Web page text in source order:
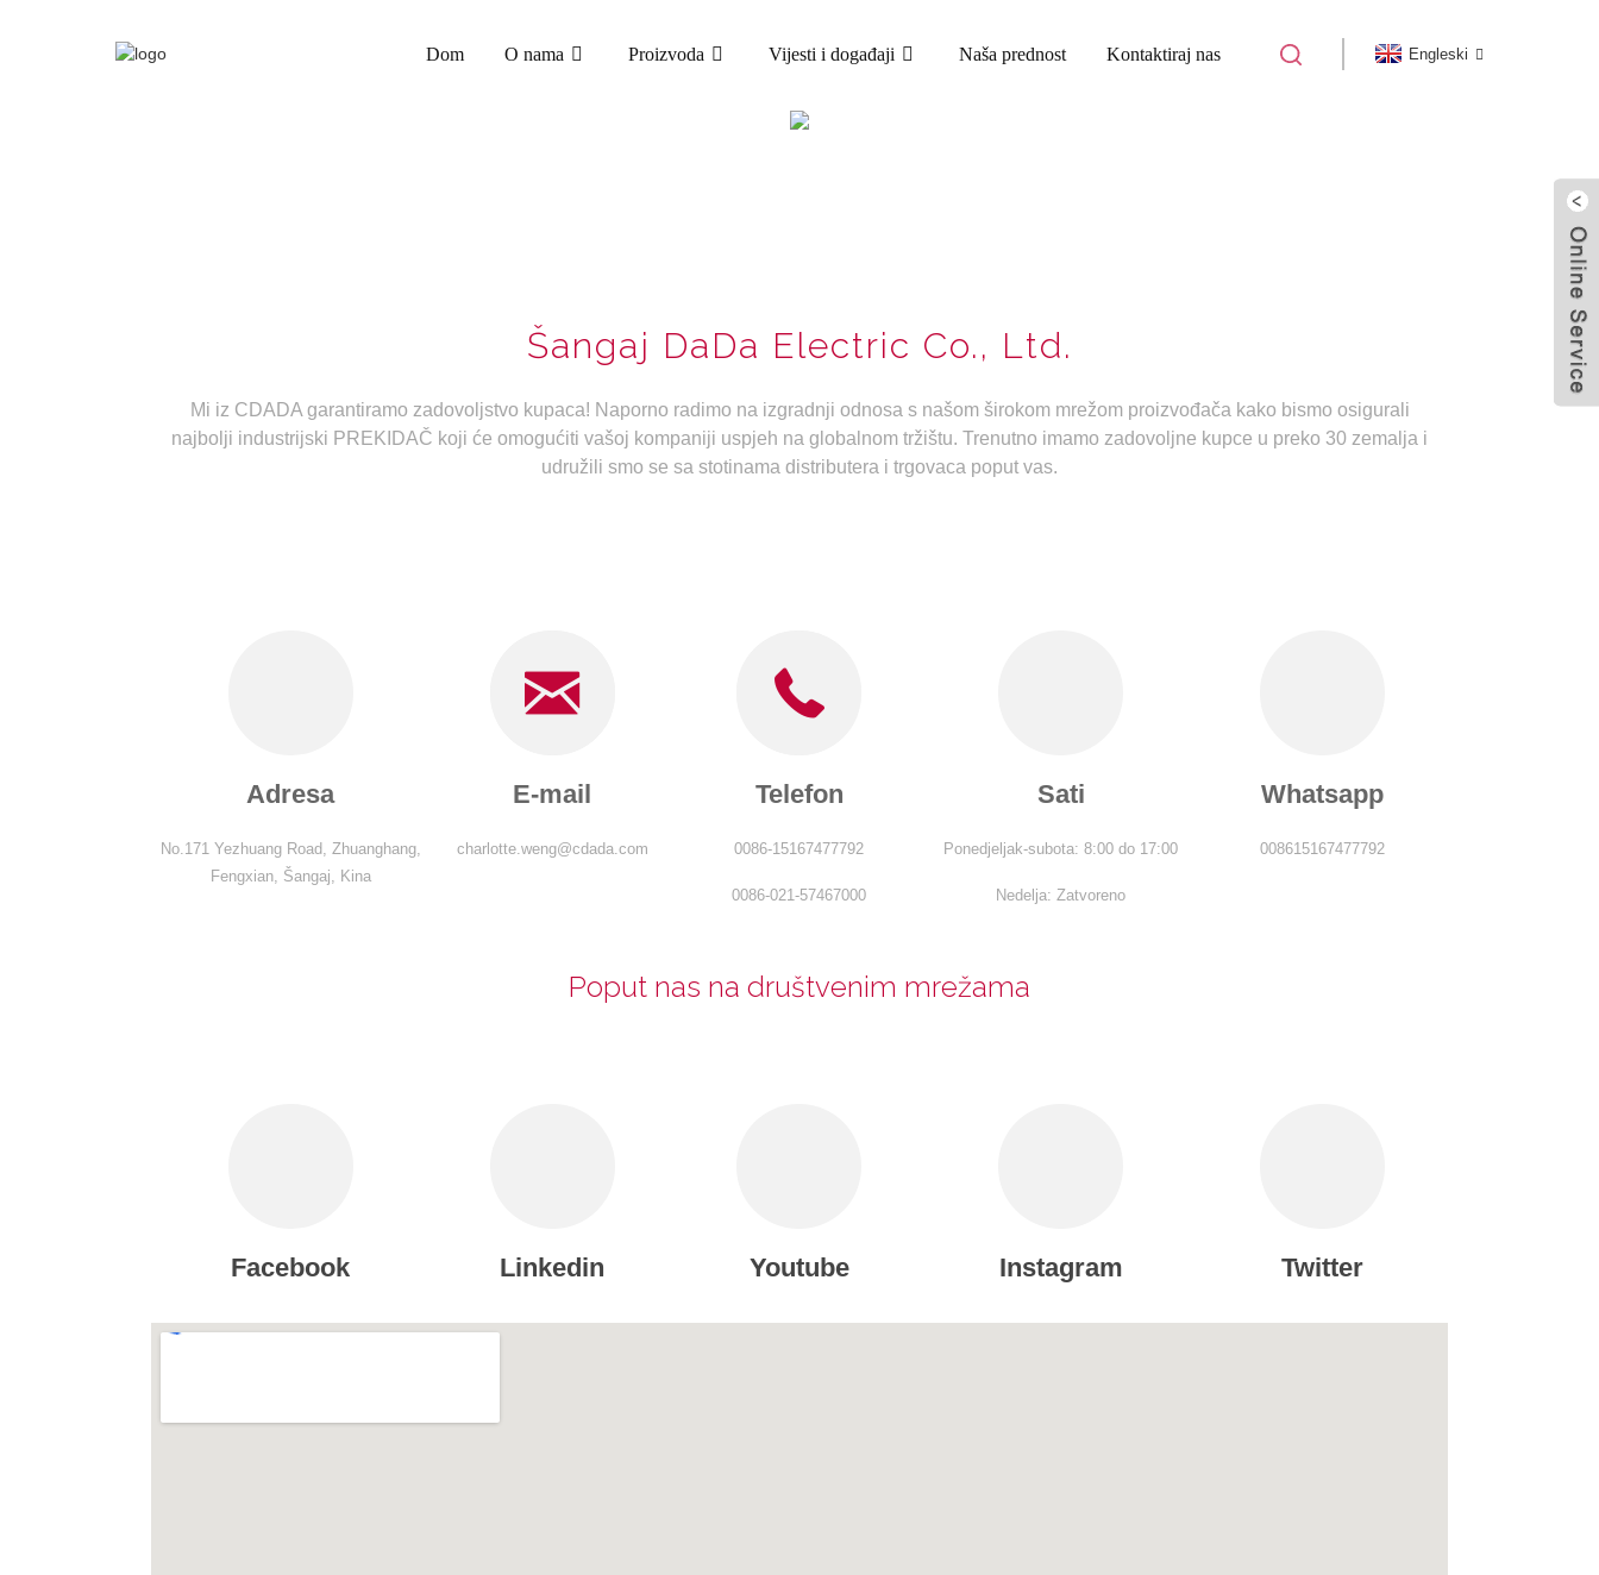
Dom O nama Proizvoda Vijesti i događaji Naša prednost Kontaktiraj nas Engleski
Šangaj DaDa Electric Co., Ltd.
Mi iz CDADA garantiramo zadovoljstvo kupaca! Naporno radimo na izgradnji odnosa s našom širokom mrežom proizvođača kako bismo osigurali
najbolji industrijski PREKIDAČ koji će omogućiti vašoj kompaniji uspjeh na globalnom tržištu. Trenutno imamo zadovoljne kupce u preko 30 zemalja i
udružili smo se sa stotinama distributera i trgovaca poput vas.
Adresa
No.171 Yezhuang Road, Zhuanghang,
Fengxian, Šangaj, Kina
E-mail
charlotte.weng@cdada.com
Telefon
0086-15167477792
0086-021-57467000
Sati
Ponedjeljak-subota: 8:00 do 17:00
Nedelja: Zatvoreno
Whatsapp
008615167477792
Poput nas na društvenim mrežama
Facebook Linkedin Youtube Instagram Twitter